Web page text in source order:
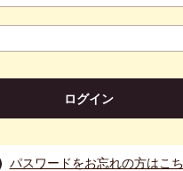
ログイン
パスワードをお忘れの方はこ